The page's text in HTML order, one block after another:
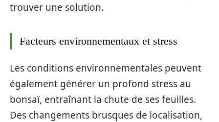
trouver une solution.
Facteurs environnementaux et stress
Les conditions environnementales peuvent
également générer un profond stress au
bonsaï, entraînant la chute de ses feuilles.
Des changements brusques de localisation,